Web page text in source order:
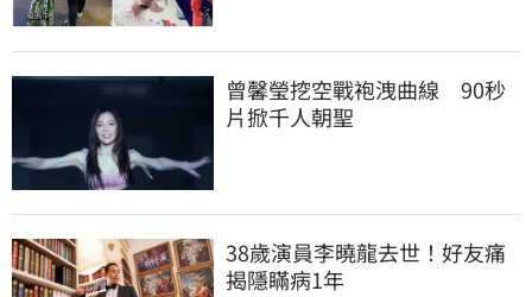
曾馨瑩挖空戰袍洩曲線　90秒
片掀千人朝聖
38歲演員李曉龍去世！好友痛
揭隱瞞病1年